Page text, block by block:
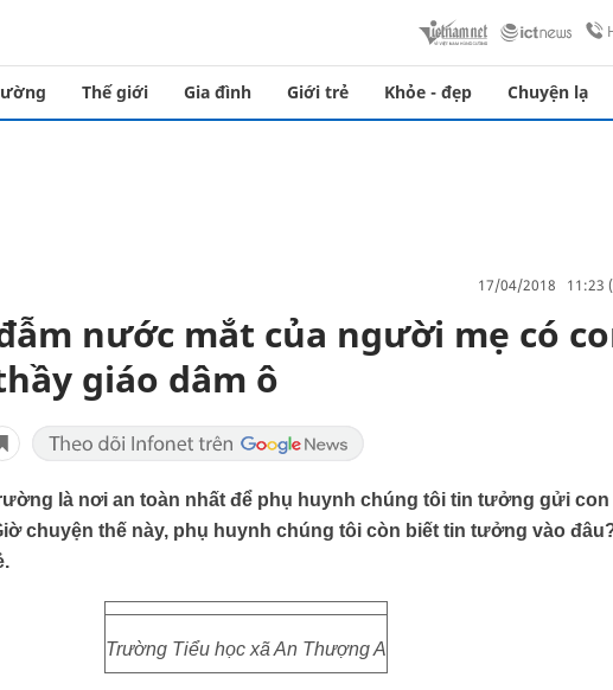
Thế giới Gia đình Giới trẻ Khỏe - đẹp Chuyện lạ
17/04/2018 11:23
nước mắt của người mẹ có
giáo dâm ô
là nơi an toàn nhất để phụ huynh chúng tôi tin tưởng gửi con
chuyện thế này, phụ huynh chúng tôi còn biết tin tưởng vào
Trường Tiểu học xã An Thượng A